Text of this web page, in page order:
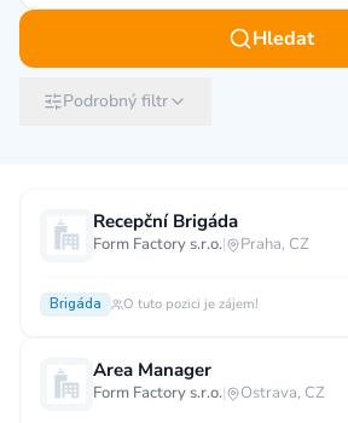
Hledat
Podrobný filtr
Recepční Brigáda
Form Factory s.r.o.| Praha, CZ
Brigáda O tuto pozici je zájem!
Area Manager
Form Factory s.r.o.| Ostrava, CZ
Měsíční plat
40 000 CZK a více
60 000 CZK a více
Ostatní mzdy